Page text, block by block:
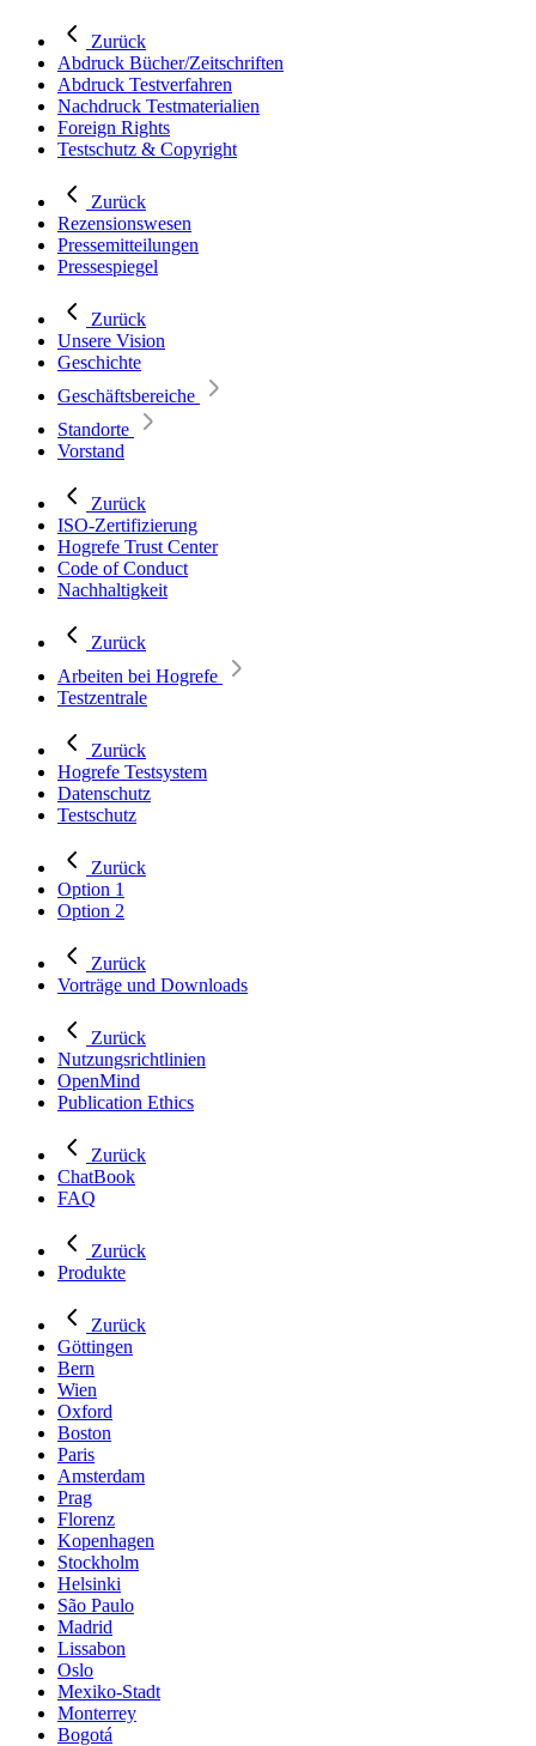
Zurück
Abdruck Bücher/Zeitschriften
Abdruck Testverfahren
Nachdruck Testmaterialien
Foreign Rights
Testschutz & Copyright
Zurück
Rezensionswesen
Pressemitteilungen
Pressespiegel
Zurück
Unsere Vision
Geschichte
Geschäftsbereiche
Standorte
Vorstand
Zurück
ISO-Zertifizierung
Hogrefe Trust Center
Code of Conduct
Nachhaltigkeit
Zurück
Arbeiten bei Hogrefe
Testzentrale
Zurück
Hogrefe Testsystem
Datenschutz
Testschutz
Zurück
Option 1
Option 2
Zurück
Vorträge und Downloads
Zurück
Nutzungsrichtlinien
OpenMind
Publication Ethics
Zurück
ChatBook
FAQ
Zurück
Produkte
Zurück
Göttingen
Bern
Wien
Oxford
Boston
Paris
Amsterdam
Prag
Florenz
Kopenhagen
Stockholm
Helsinki
São Paulo
Madrid
Lissabon
Oslo
Mexiko-Stadt
Monterrey
Bogotá